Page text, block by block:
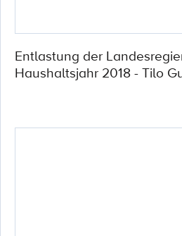
Entlastung der
Haushaltsjahr 2018 - Tilo